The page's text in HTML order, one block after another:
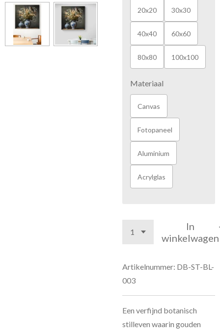
20x20 30x30
40x40 60x60
80x80 100x100
Materiaal
Canvas
Fotopaneel
Aluminium
Acrylglas
In
winkelwagen
Artikelnummer: DB-ST-BL-
003
Een verfijnd botanisch
stilleven waarin gouden